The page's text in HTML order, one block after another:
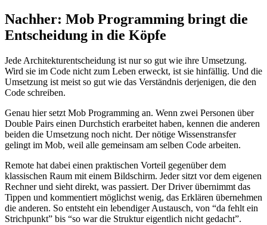
Nachher: Mob Programming bringt die
Entscheidung in die Köpfe
Jede Architekturentscheidung ist nur so gut wie ihre Umsetzung.
Wird sie im Code nicht zum Leben erweckt, ist sie hinfällig. Und die
Umsetzung ist meist so gut wie das Verständnis derjenigen, die den
Code schreiben.
Genau hier setzt Mob Programming an. Wenn zwei Personen über
Double Pairs einen Durchstich erarbeitet haben, kennen die anderen
beiden die Umsetzung noch nicht. Der nötige Wissenstransfer
gelingt im Mob, weil alle gemeinsam am selben Code arbeiten.
Remote hat dabei einen praktischen Vorteil gegenüber dem
klassischen Raum mit einem Bildschirm. Jeder sitzt vor dem eigenen
Rechner und sieht direkt, was passiert. Der Driver übernimmt das
Tippen und kommentiert möglichst wenig, das Erklären übernehmen
die anderen. So entsteht ein lebendiger Austausch, von “da fehlt ein
Strichpunkt” bis “so war die Struktur eigentlich nicht gedacht”.